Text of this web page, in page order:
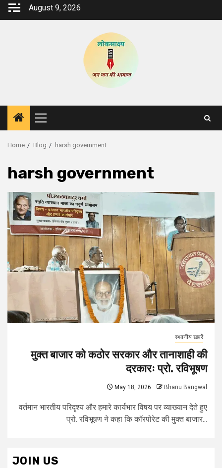
Skip
August 9, 2026
Primary
Menu
Home Blog harsh government
harsh government
स्थानीय खबरें
मुक्त बाजार को कठोर सरकार और तानाशाही की
दरकारः प्रो. रविभूषण
May 18, 2026 Bhanu Bangwal
वर्तमान भारतीय परिदृश्य और हमारे कार्यभार विषय पर व्याख्यान देते हुए
प्रो. रविभूषण ने कहा कि कॉरपोरेट की मुक्त बाजार...
JOIN US